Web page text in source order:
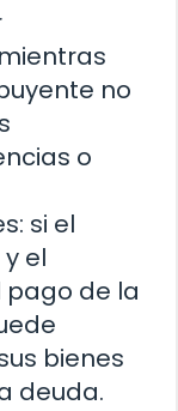
no
o
si el
el
pago de la
bienes
deuda.